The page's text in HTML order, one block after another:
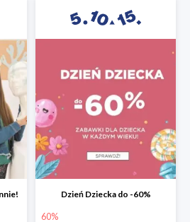
Dzień Dziecka do -60%
60%